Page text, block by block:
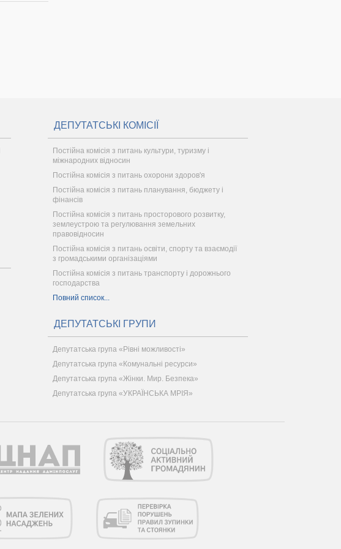
ДЕПУТАТСЬКІ КОМІСІЇ
Постійна комісія з питань культури, туризму і
міжнародних відносин
Постійна комісія з питань охорони здоров'я
Постійна комісія з питань планування, бюджету і
фінансів
Постійна комісія з питань просторового розвитку,
землеустрою та регулювання земельних
правовідносин
Постійна комісія з питань освіти, спорту та взаємодії
з громадськими організаціями
Постійна комісія з питань транспорту і дорожнього
господарства
Повний список...
ДЕПУТАТСЬКІ ГРУПИ
Депутатська група «Рівні можливості»
Депутатська група «Комунальні ресурси»
Депутатська група «Жінки. Мир. Безпека»
Депутатська група «УКРАЇНСЬКА МРІЯ»